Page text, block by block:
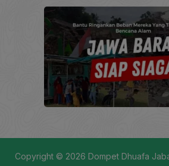
Copyright © 2026 Dompet Dhuafa